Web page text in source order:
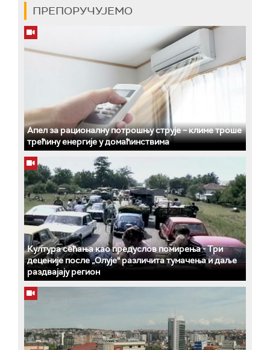
ПРЕПОРУЧУЈЕМО
Апел за рационалну потрошњу струје – климе троше
трећину енергије у домаћинствима
Култура сећања као предуслов помирења ­- Три
деценије после „Олује“ различита тумачења и даље
раздвајају регион